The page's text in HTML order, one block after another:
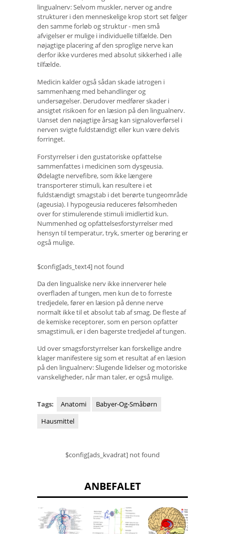
lingualnerv: Selvom muskler, nerver og andre
strukturer i den menneskelige krop stort set følger
den samme forløb og struktur - men små
afvigelser er mulige i individuelle tilfælde. Den
nøjagtige placering af den sproglige nerve kan
derfor ikke vurderes med absolut sikkerhed i alle
tilfælde.
Medicin kalder også sådan skade iatrogen i
sammenhæng med behandlinger og
undersøgelser. Derudover medfører skader i
ansigtet risikoen for en læsion på den lingualnerv.
Uanset den nøjagtige årsag kan signaloverførsel i
nerven svigte fuldstændigt eller kun være delvis
forringet.
Forstyrrelser i den gustatoriske opfattelse
sammenfattes i medicinen som dysgeusia.
Ødelagte nervefibre, som ikke længere
transporterer stimuli, kan resultere i et
fuldstændigt smagstab i det berørte tungeområde
(ageusia). I hypogeusia reduceres følsomheden
over for stimulerende stimuli imidlertid kun.
Nummenhed og opfattelsesforstyrrelser med
hensyn til temperatur, tryk, smerter og berøring er
også mulige.
$config[ads_text4] not found
Da den lingualiske nerv ikke innerverer hele
overfladen af ​​tungen, men kun de to forreste
tredjedele, fører en læsion på denne nerve
normalt ikke til et absolut tab af smag. De fleste af
de kemiske receptorer, som en person opfatter
smagstimuli, er i den bagerste tredjedel af tungen.
Ud over smagsforstyrrelser kan forskellige andre
klager manifestere sig som et resultat af en læsion
på den lingualnerv: Slugende lidelser og motoriske
vanskeligheder, når man taler, er også mulige.
Tags: Anatomi
Babyer-Og-Småbørn
Hausmittel
$config[ads_kvadrat] not found
ANBEFALET